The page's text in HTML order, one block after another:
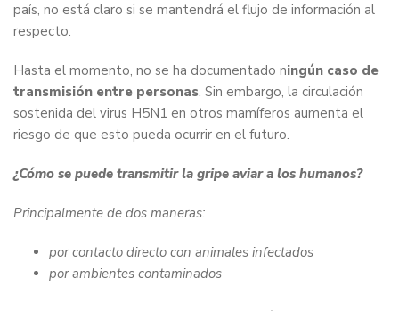
país, no está claro si se mantendrá el flujo de información al
respecto.
Hasta el momento, no se ha documentado ningún caso de
transmisión entre personas. Sin embargo, la circulación
sostenida del virus H5N1 en otros mamíferos aumenta el
riesgo de que esto pueda ocurrir en el futuro.
¿Cómo se puede transmitir la gripe aviar a los humanos?
Principalmente de dos maneras:
por contacto directo con animales infectados
por ambientes contaminados